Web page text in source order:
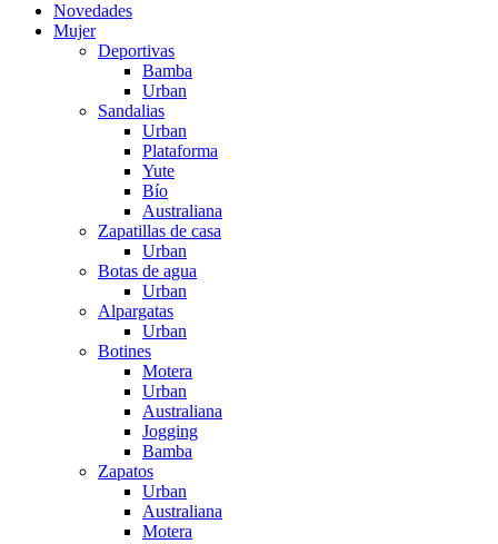
Novedades
Mujer
Deportivas
Bamba
Urban
Sandalias
Urban
Plataforma
Yute
Bío
Australiana
Zapatillas de casa
Urban
Botas de agua
Urban
Alpargatas
Urban
Botines
Motera
Urban
Australiana
Jogging
Bamba
Zapatos
Urban
Australiana
Motera